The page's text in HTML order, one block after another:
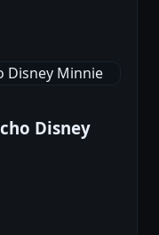
Disney